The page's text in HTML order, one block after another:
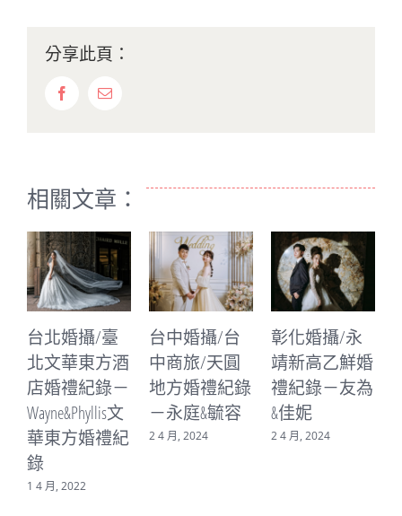
分享此頁：
FacebookEmail:
相關文章：
婚攝/臺
華東方酒
禮紀錄－
文
方婚禮紀
2022
台中婚攝/台
中商旅/天圓
地方婚禮紀錄
－永庭&毓容
2 4 月, 2024
彰化婚攝/永
靖新高乙鮮婚
禮紀錄－友為
&佳妮
2 4 月, 2024
台中婚
中林酒
皇宮婚